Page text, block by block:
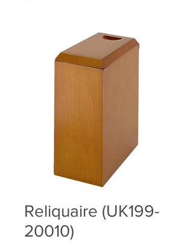
Reliquaire (UK199-
20010)